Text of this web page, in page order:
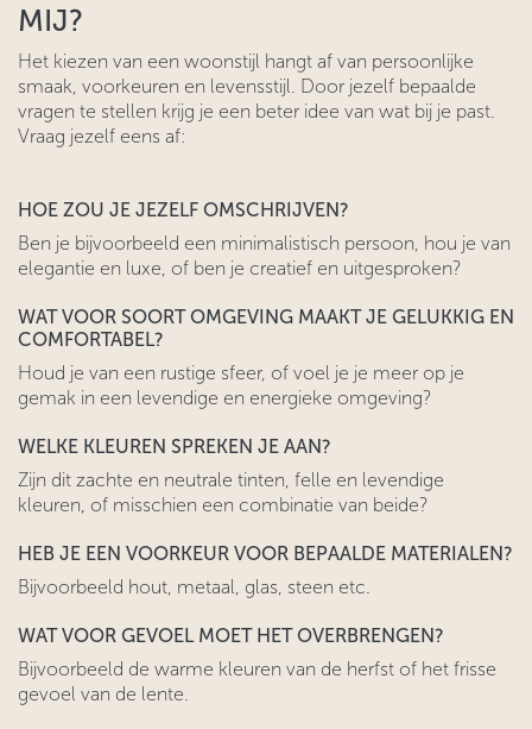
MIJ?
Het kiezen van een woonstijl hangt af van persoonlijke
smaak, voorkeuren en levensstijl. Door jezelf bepaalde
vragen te stellen krijg je een beter idee van wat bij je past.
Vraag jezelf eens af:
HOE ZOU JE JEZELF OMSCHRIJVEN?
Ben je bijvoorbeeld een minimalistisch persoon, hou je van
elegantie en luxe, of ben je creatief en uitgesproken?
WAT VOOR SOORT OMGEVING MAAKT JE GELUKKIG EN
COMFORTABEL?
Houd je van een rustige sfeer, of voel je je meer op je
gemak in een levendige en energieke omgeving?
WELKE KLEUREN SPREKEN JE AAN?
Zijn dit zachte en neutrale tinten, felle en levendige
kleuren, of misschien een combinatie van beide?
HEB JE EEN VOORKEUR VOOR BEPAALDE MATERIALEN?
Bijvoorbeeld hout, metaal, glas, steen etc.
WAT VOOR GEVOEL MOET HET OVERBRENGEN?
Bijvoorbeeld de warme kleuren van de herfst of het frisse
gevoel van de lente.